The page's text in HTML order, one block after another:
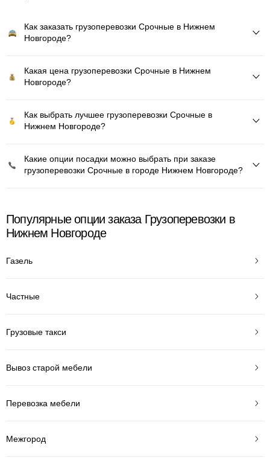
Как заказать грузоперевозки Срочные в Нижнем
Новгороде?
Какая цена грузоперевозки Срочные в Нижнем
Новгороде?
Как выбрать лучшее грузоперевозки Срочные в
Нижнем Новгороде?
Какие опции посадки можно выбрать при заказе
грузоперевозки Срочные в городе Нижнем Новгороде?
Популярные опции заказа Грузоперевозки в
Нижнем Новгороде
Газель
Частные
Грузовые такси
Вывоз старой мебели
Перевозка мебели
Межгород